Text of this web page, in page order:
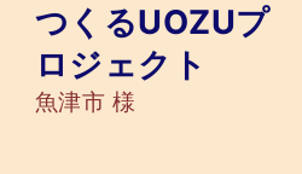
つくるUOZUプ
ロジェクト
魚津市 様